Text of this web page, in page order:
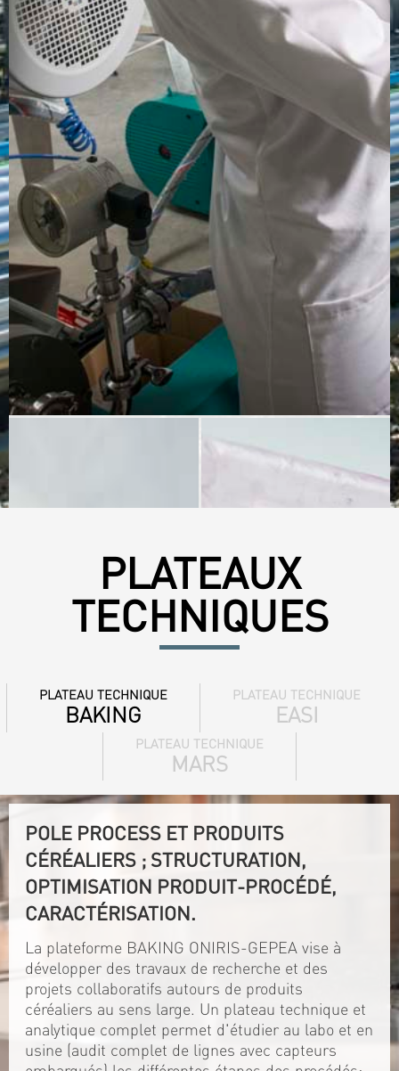
PLATEAUX
TECHNIQUES
PLATEAU TECHNIQUE
BAKING
PLATEAU TECHNIQUE
EASI
PLATEAU TECHNIQUE
MARS
POLE PROCESS ET PRODUITS
CÉRÉALIERS ; STRUCTURATION,
OPTIMISATION PRODUIT-PROCÉDÉ,
CARACTÉRISATION.
La plateforme BAKING ONIRIS-GEPEA vise à
développer des travaux de recherche et des
projets collaboratifs autours de produits
céréaliers au sens large. Un plateau technique et
analytique complet permet d'étudier au labo et en
usine (audit complet de lignes avec capteurs